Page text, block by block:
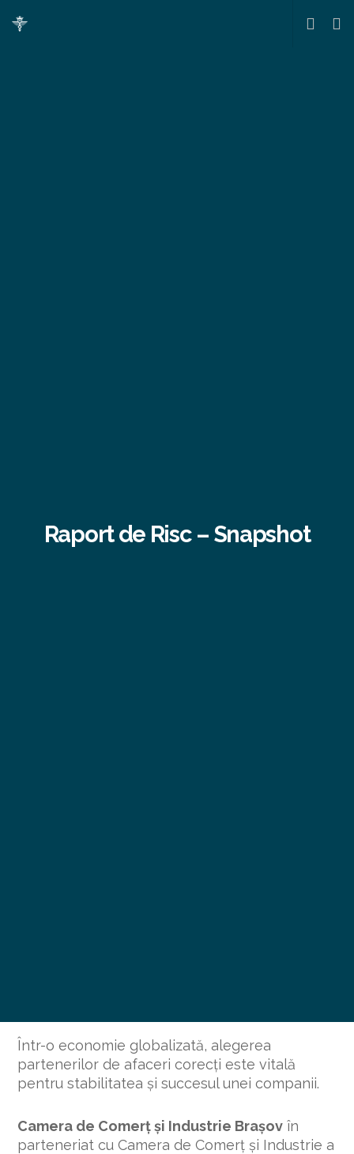
Raport de Risc – Snapshot
Într-o economie globalizată, alegerea
partenerilor de afaceri corecți este vitală
pentru stabilitatea și succesul unei companii.
Camera de Comerț și Industrie Brașov în
parteneriat cuCamera de Comerț și Industrie a